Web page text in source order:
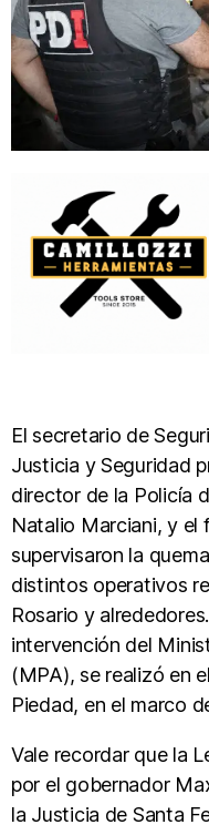
El secretario de
Justicia y Seguridad
director de la Policía
Natalio Marciani, y el
supervisaron la
distintos operativos
Rosario y
intervención del
(MPA), se realizó en
Piedad, en el marco
Vale recordar que la
por el gobernador
la Justicia de Santa